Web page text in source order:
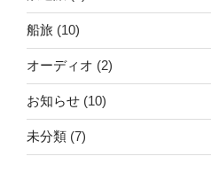
船旅 (10)
オーディオ (2)
お知らせ (10)
未分類 (7)